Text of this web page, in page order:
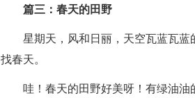
篇三：春天的田野
星期天，风和日丽，天空瓦蓝瓦
找春天。
哇！春天的田野好美呀！有绿油